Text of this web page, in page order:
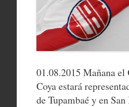
01.08.2015 Mañana
Coya estará
de Tupambaé y en